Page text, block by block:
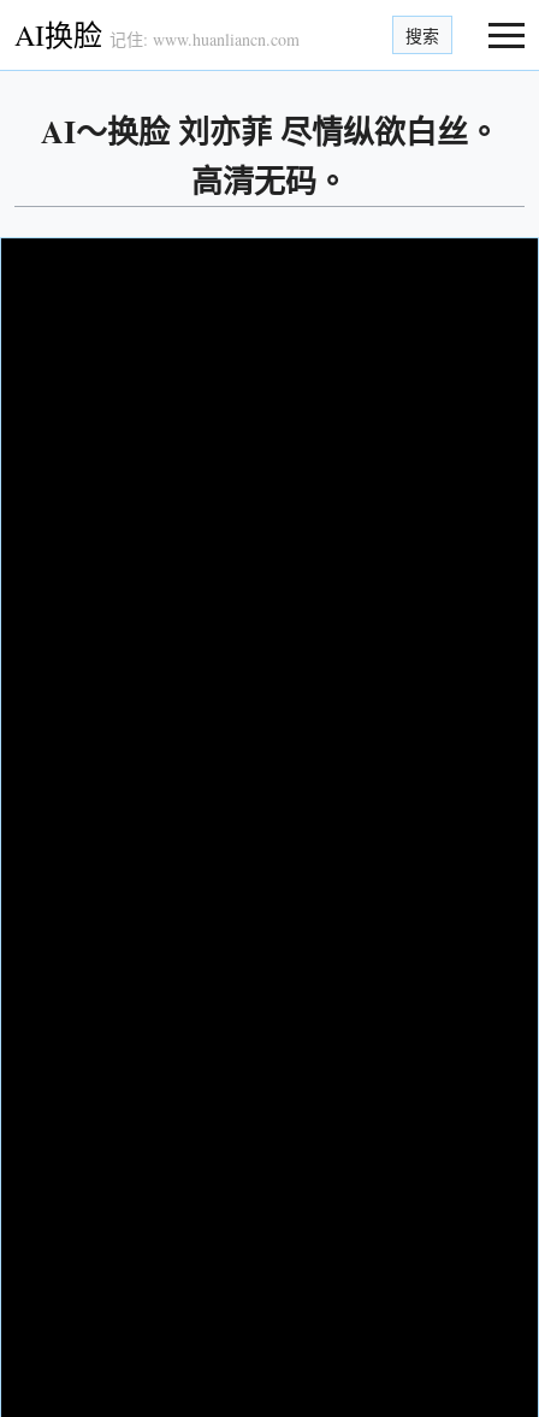
AI换脸 记住: www.huanliancn.com 搜索
AI～换脸 刘亦菲 尽情纵欲白丝。
高清无码。